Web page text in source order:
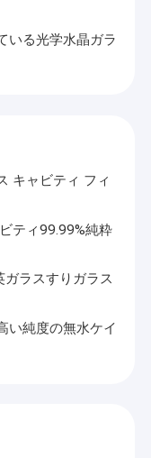
いる光学水晶ガラ
キャビティ フィ
ティ99.99%純粋
ラスすりガラス
い純度の無水ケイ